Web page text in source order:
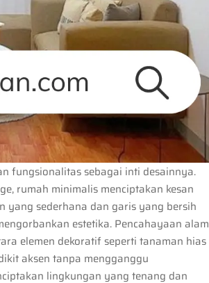
fungsionalitas sebagai inti desainnya.
rumah minimalis menciptakan kesan
yang sederhana dan garis yang bersih
estetika. Pencahayaan
elemen dekoratif seperti tanaman hias
aksen tanpa mengganggu
lingkungan yang tenang dan